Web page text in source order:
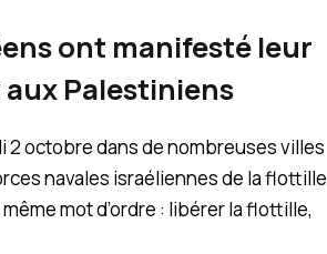
ont manifesté leur
Palestiniens
2 octobre dans de nombreuses villes
navales israéliennes de la flottille
mot d’ordre : libérer la flottille,